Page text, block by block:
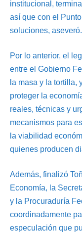
institucional,
así que con el
soluciones, aseveró.
Por lo anterior, el
entre el Gobierno
la masa y la tortilla,
proteger la
reales, técnicas y
mecanismos para
la viabilidad
quienes producen
Además, finalizó
Economía, la
y la Procuraduría
coordinadamente
especulación que